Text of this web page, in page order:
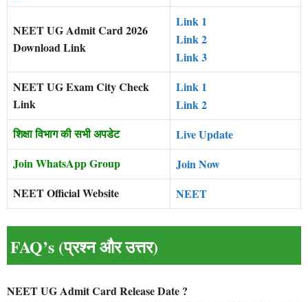
NEET UG Admit Card 2026
Download Link
Link 1
Link 2
Link 3
NEET UG Exam City Check
Link
Link 1
Link 2
शिक्षा विभाग की सभी अपडेट
Live Update
Join WhatsApp Group
Join Now
NEET Official Website
NEET
FAQ’s (प्रश्न और उत्तर)
NEET UG Admit Card Release Date ?